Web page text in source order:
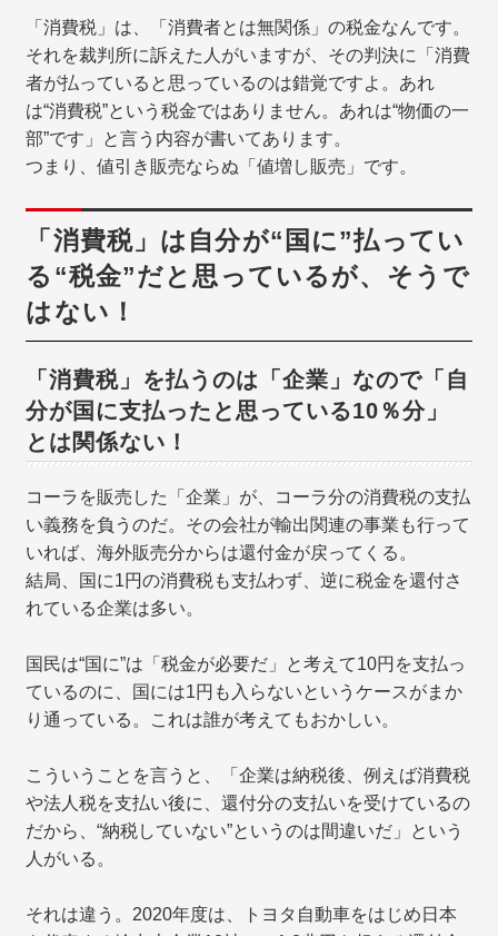
「消費税」は、「消費者とは無関係」の税金なんです。
それを裁判所に訴えた人がいますが、その判決に「消費
者が払っていると思っているのは錯覚ですよ。あれ
は“消費税”という税金ではありません。あれは“物価の一
部”です」と言う内容が書いてあります。
つまり、値引き販売ならぬ「値増し販売」です。
「消費税」は自分が“国に”払ってい
る“税金”だと思っているが、そうで
はない！
「消費税」を払うのは「企業」なので「自
分が国に支払ったと思っている10％分」
とは関係ない！
コーラを販売した「企業」が、コーラ分の消費税の支払
い義務を負うのだ。その会社が輸出関連の事業も行って
いれば、海外販売分からは還付金が戻ってくる。
結局、国に1円の消費税も支払わず、逆に税金を還付さ
れている企業は多い。
国民は“国に”は「税金が必要だ」と考えて10円を支払っ
ているのに、国には1円も入らないというケースがまか
り通っている。これは誰が考えてもおかしい。
こういうことを言うと、「企業は納税後、例えば消費税
や法人税を支払い後に、還付分の支払いを受けているの
だから、“納税していない”というのは間違いだ」という
人がいる。
それは違う。2020年度は、トヨタ自動車をはじめ日本